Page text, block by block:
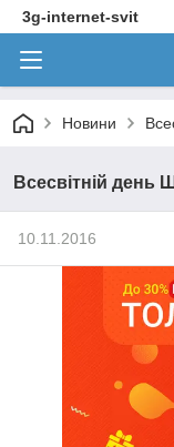
3g-internet-svit
Новини
Всесвітній день
10.11.2016